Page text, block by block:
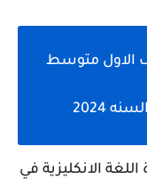
صف الاول متوسط
2024
الانكليزية في